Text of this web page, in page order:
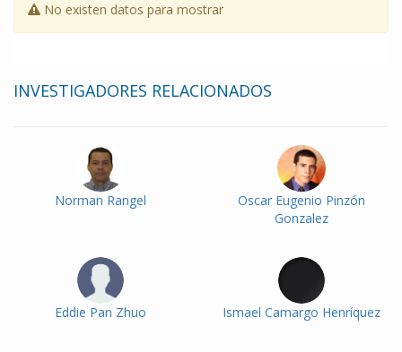
No existen datos para mostrar
INVESTIGADORES RELACIONADOS
Norman Rangel
Oscar Eugenio Pinzón
Gonzalez
Eddie Pan Zhuo Ismael Camargo Henríquez